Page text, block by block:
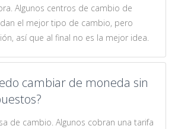
Algunos centros de cambio de
el mejor tipo de cambio, pero
así que al final no es la mejor idea.
cambiar de moneda sin
de cambio. Algunos cobran una tarifa